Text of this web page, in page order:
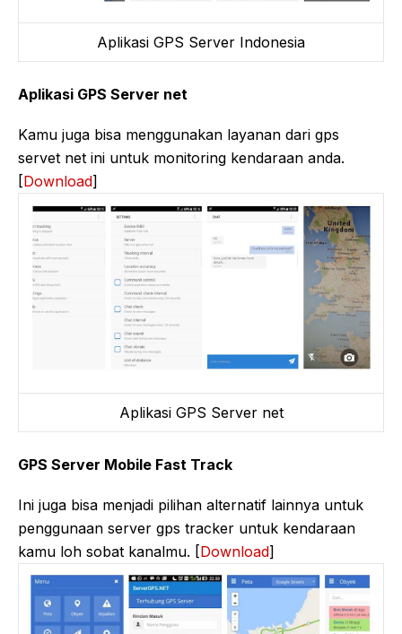
Aplikasi GPS Server Indonesia
Aplikasi GPS Server net
Kamu juga bisa menggunakan layanan dari gps
servet net ini untuk monitoring kendaraan anda.
[Download]
Aplikasi GPS Server net
GPS Server Mobile Fast Track
Ini juga bisa menjadi pilihan alternatif lainnya untuk
penggunaan server gps tracker untuk kendaraan
kamu loh sobat kanalmu. [Download]